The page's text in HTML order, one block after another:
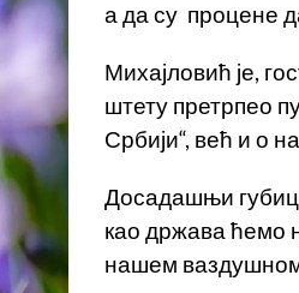
а да су процене
Михајловић је,
штету претрпео
Србији“, већ и о
Досадашњи
као држава ћемо
нашем